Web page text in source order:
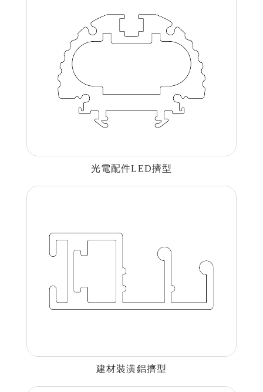
醫療器材類鋁擠型
光電配件LED擠型
建材裝潢鋁擠型